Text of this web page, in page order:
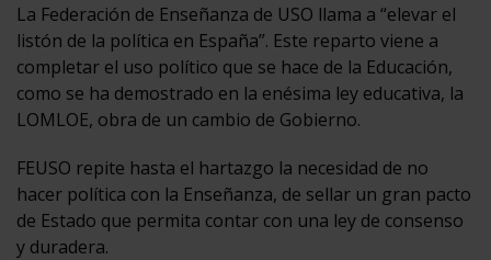
La Federación de Enseñanza de USO llama a “elevar el
listón de la política en España”. Este reparto viene a
completar el uso político que se hace de la Educación,
como se ha demostrado en la enésima ley educativa, la
LOMLOE, obra de un cambio de Gobierno.
FEUSO repite hasta el hartazgo la necesidad de no
hacer política con la Enseñanza, de sellar un gran pacto
de Estado que permita contar con una ley de consenso
y duradera.